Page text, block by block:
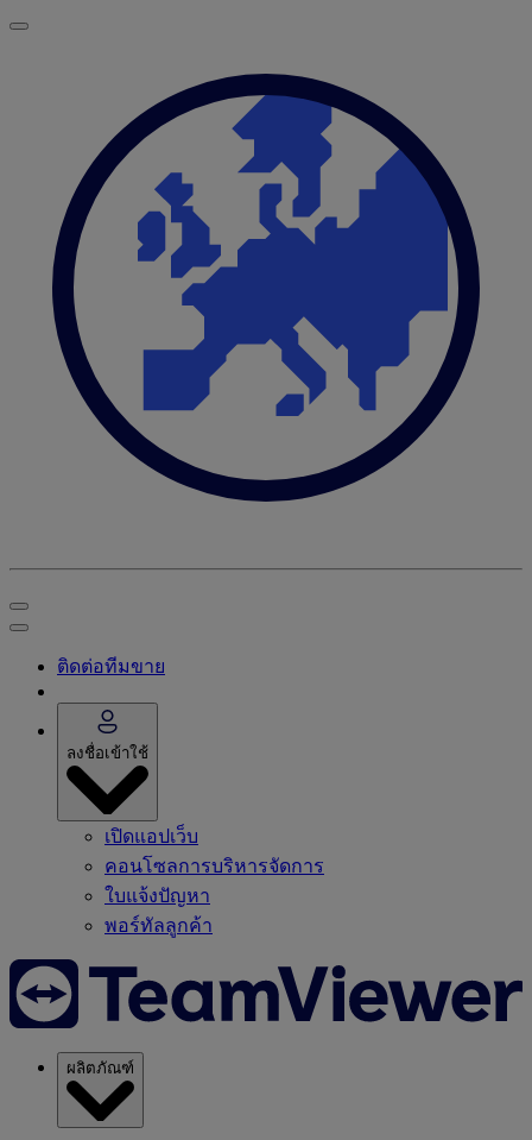
ติดต่อทีมขาย
ลงชื่อเข้าใช้
เปิดแอปเว็บ
คอนโซลการบริหารจัดการ
ใบแจ้งปัญหา
พอร์ทัลลูกค้า
ผลิตภัณฑ์